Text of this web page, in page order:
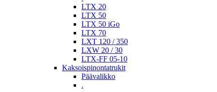
LTX 20
LTX 50
LTX 50 iGo
LTX 70
LXT 120 / 350
LXW 20 / 30
LTX-FF 05-10
Kaksoispinontatrukit
Päävalikko
.